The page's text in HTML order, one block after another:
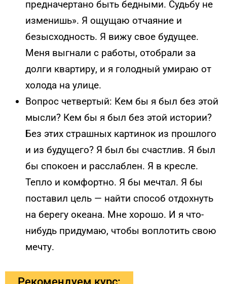
предначертано быть бедными. Судьбу не
изменишь». Я ощущаю отчаяние и
безысходность. Я вижу свое будущее.
Меня выгнали с работы, отобрали за
долги квартиру, и я голодный умираю от
холода на улице.
Вопрос четвертый: Кем бы я был без этой
мысли? Кем бы я был без этой истории?
Без этих страшных картинок из прошлого
и из будущего? Я был бы счастлив. Я был
бы спокоен и расслаблен. Я в кресле.
Тепло и комфортно. Я бы мечтал. Я бы
поставил цель — найти способ отдохнуть
на берегу океана. Мне хорошо. И я что-
нибудь придумаю, чтобы воплотить свою
мечту.